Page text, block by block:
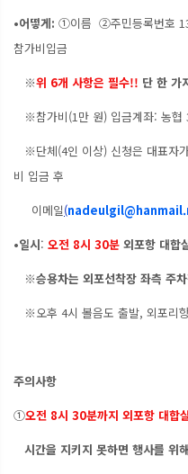
•어떻게: ①이름 ②주민등록번호
참가비입금
※위 6개 사항은 필수!! 단 한 가
※참가비(1만 원) 입금계좌: 농협
※단체(4인 이상) 신청은 대표자
비 입금 후
이메일(
•일시: 오전 8시 30분 외포항 대합
※승용차는 외포선착장 좌측 주
※오후 4시 볼음도 출발, 외포리
주의사항
①오전 8시 30분까지 외포항 대합
시간을 지키지 못하면 행사를 위